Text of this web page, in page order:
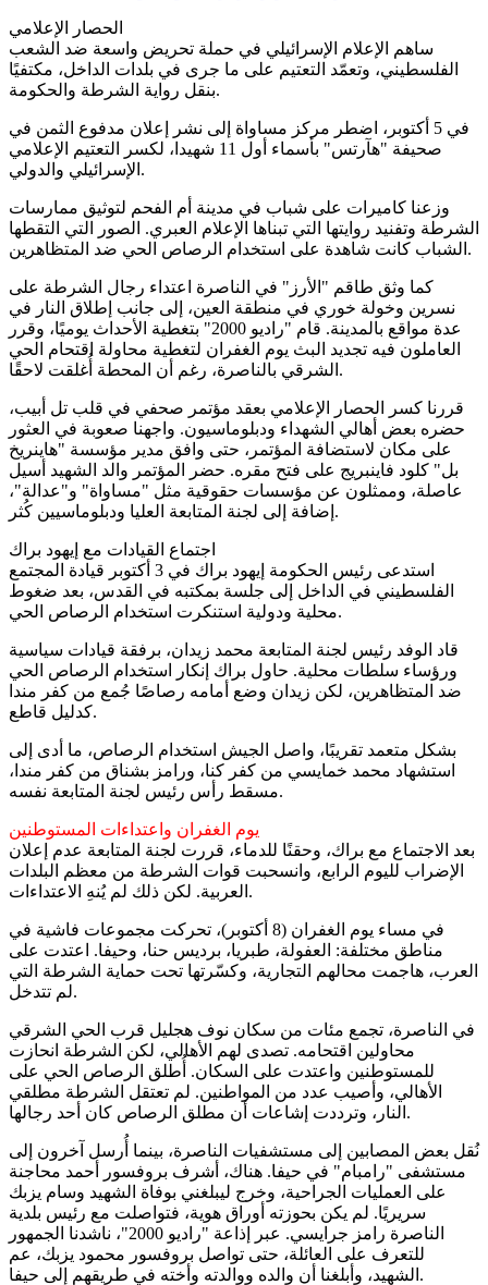
الحصار الإعلامي
ساهم الإعلام الإسرائيلي في حملة تحريض واسعة ضد الشعب
الفلسطيني، وتعمّد التعتيم على ما جرى في بلدات الداخل، مكتفيًا
بنقل رواية الشرطة والحكومة.
في 5 أكتوبر، اضطر مركز مساواة إلى نشر إعلان مدفوع الثمن في
صحيفة "هآرتس" بأسماء أول 11 شهيدا، لكسر التعتيم الإعلامي
الإسرائيلي والدولي.
وزعنا كاميرات على شباب في مدينة أم الفحم لتوثيق ممارسات
الشرطة وتفنيد روايتها التي تبناها الإعلام العبري. الصور التي التقطها
الشباب كانت شاهدة على استخدام الرصاص الحي ضد المتظاهرين.
كما وثق طاقم "الأرز" في الناصرة اعتداء رجال الشرطة على
نسرين وخولة خوري في منطقة العين، إلى جانب إطلاق النار في
عدة مواقع بالمدينة. قام "راديو 2000" بتغطية الأحداث يوميًا، وقرر
العاملون فيه تجديد البث يوم الغفران لتغطية محاولة اقتحام الحي
الشرقي بالناصرة، رغم أن المحطة أُغلقت لاحقًا.
قررنا كسر الحصار الإعلامي بعقد مؤتمر صحفي في قلب تل أبيب،
حضره بعض أهالي الشهداء ودبلوماسيون. واجهنا صعوبة في العثور
على مكان لاستضافة المؤتمر، حتى وافق مدير مؤسسة "هاينريخ
بل" كلود فاينبريج على فتح مقره. حضر المؤتمر والد الشهيد أسيل
عاصلة، وممثلون عن مؤسسات حقوقية مثل "مساواة" و"عدالة"،
إضافة إلى لجنة المتابعة العليا ودبلوماسيين كُثر.
اجتماع القيادات مع إيهود براك
استدعى رئيس الحكومة إيهود براك في 3 أكتوبر قيادة المجتمع
الفلسطيني في الداخل إلى جلسة بمكتبه في القدس، بعد ضغوط
محلية ودولية استنكرت استخدام الرصاص الحي.
قاد الوفد رئيس لجنة المتابعة محمد زيدان، برفقة قيادات سياسية
ورؤساء سلطات محلية. حاول براك إنكار استخدام الرصاص الحي
ضد المتظاهرين، لكن زيدان وضع أمامه رصاصًا جُمع من كفر مندا
كدليل قاطع.
بشكل متعمد تقريبًا، واصل الجيش استخدام الرصاص، ما أدى إلى
استشهاد محمد خمايسي من كفر كنا، ورامز بشناق من كفر مندا،
مسقط رأس رئيس لجنة المتابعة نفسه.
يوم الغفران واعتداءات المستوطنين
بعد الاجتماع مع براك، وحقنًا للدماء، قررت لجنة المتابعة عدم إعلان
الإضراب لليوم الرابع، وانسحبت قوات الشرطة من معظم البلدات
العربية. لكن ذلك لم يُنهِ الاعتداءات.
في مساء يوم الغفران (8 أكتوبر)، تحركت مجموعات فاشية في
مناطق مختلفة: العفولة، طبريا، برديس حنا، وحيفا. اعتدت على
العرب، هاجمت محالهم التجارية، وكسّرتها تحت حماية الشرطة التي
لم تتدخل.
في الناصرة، تجمع مئات من سكان نوف هجليل قرب الحي الشرقي
محاولين اقتحامه. تصدى لهم الأهالي، لكن الشرطة انحازت
للمستوطنين واعتدت على السكان. أُطلق الرصاص الحي على
الأهالي، وأصيب عدد من المواطنين. لم تعتقل الشرطة مطلقي
النار، وترددت إشاعات أن مطلق الرصاص كان أحد رجالها.
نُقل بعض المصابين إلى مستشفيات الناصرة، بينما أُرسل آخرون إلى
مستشفى "رامبام" في حيفا. هناك، أشرف بروفسور أحمد محاجنة
على العمليات الجراحية، وخرج ليبلغني بوفاة الشهيد وسام يزبك
سريريًا. لم يكن بحوزته أوراق هوية، فتواصلت مع رئيس بلدية
الناصرة رامز جرايسي. عبر إذاعة "راديو 2000"، ناشدنا الجمهور
للتعرف على العائلة، حتى تواصل بروفسور محمود يزبك، عم
الشهيد، وأبلغنا أن والده ووالدته وأخته في طريقهم إلى حيفا.